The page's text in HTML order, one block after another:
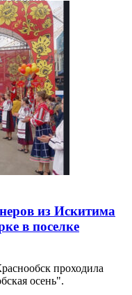
из Искитима
в поселке
проходила
осень".